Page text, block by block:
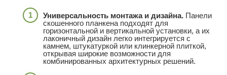
Универсальность монтажа и дизайна. Панели
скошенного планкена подходят для
горизонтальной и вертикальной установки, а их
лаконичный дизайн легко интегрируется с
камнем, штукатуркой или клинкерной плиткой,
открывая широкие возможности для
комбинированных архитектурных решений.